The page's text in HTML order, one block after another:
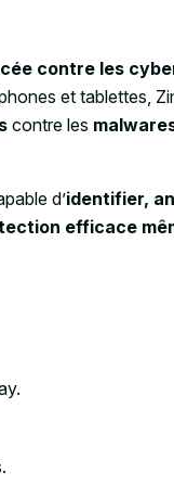
contre les
et tablettes,
contre les
d’identifier,
efficace